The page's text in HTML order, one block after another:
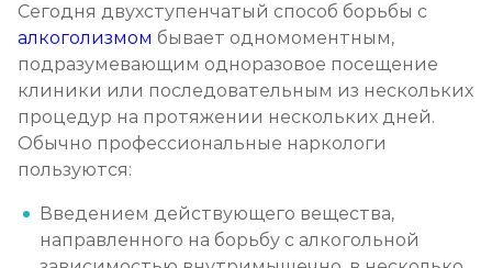
Кодирование с провокацией
от 3 200 ₽ Записаться
Кодирование СИТ
Кодирование тройной блок
Сегодня двухступенчатый способ борьбы с
алкоголизмом бывает одномоментным,
подразумевающим одноразовое посещение
клиники или последовательным из нескольких
процедур на протяжении нескольких дней.
Обычно профессиональные наркологи
пользуются:
Введением действующего вещества,
направленного на борьбу с алкогольной